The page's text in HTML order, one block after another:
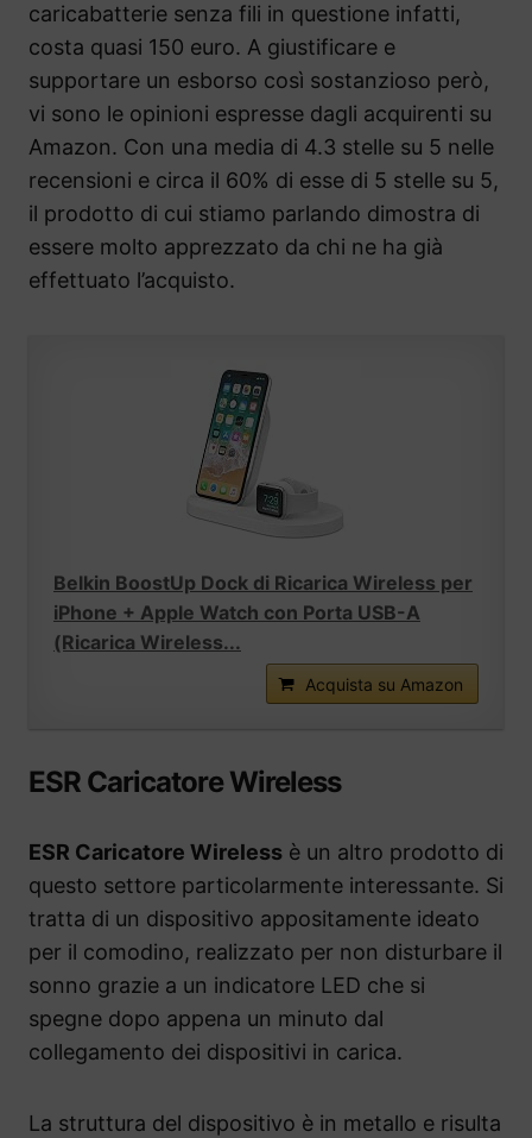
caricabatterie senza fili in questione infatti,
costa quasi 150 euro. A giustificare e
supportare un esborso così sostanzioso però,
vi sono le opinioni espresse dagli acquirenti su
Amazon. Con una media di 4.3 stelle su 5 nelle
recensioni e circa il 60% di esse di 5 stelle su 5,
il prodotto di cui stiamo parlando dimostra di
essere molto apprezzato da chi ne ha già
effettuato l’acquisto.
Belkin BoostUp Dock di Ricarica Wireless per
iPhone + Apple Watch con Porta USB-A
(Ricarica Wireless...
Acquista su Amazon
ESR Caricatore Wireless
ESR Caricatore Wireless è un altro prodotto di
questo settore particolarmente interessante. Si
tratta di un dispositivo appositamente ideato
per il comodino, realizzato per non disturbare il
sonno grazie a un indicatore LED che si
spegne dopo appena un minuto dal
collegamento dei dispositivi in carica.
La struttura del dispositivo è in metallo e risulta